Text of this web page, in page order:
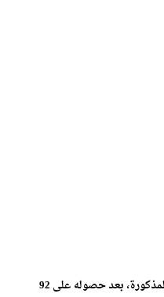
حزب الحمامة، تصدر المشهد بالدائرة المذكورة، بعد حصوله على 92